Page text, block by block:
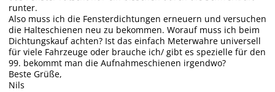
runter.
Also muss ich die Fensterdichtungen erneuern und versuchen
die Halteschienen neu zu bekommen. Worauf muss ich beim
Dichtungskauf achten? Ist das einfach Meterwahre universell
für viele Fahrzeuge oder brauche ich/ gibt es spezielle für den
99. bekommt man die Aufnahmeschienen irgendwo?
Beste Grüße,
Nils